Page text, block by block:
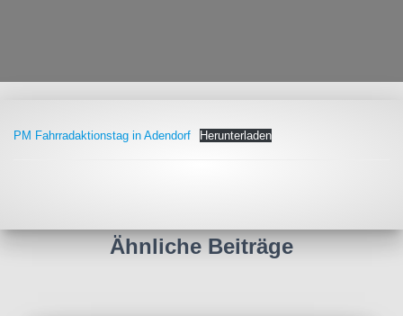
PM Fahrradaktionstag in Adendorf Herunterladen
Ähnliche Beiträge